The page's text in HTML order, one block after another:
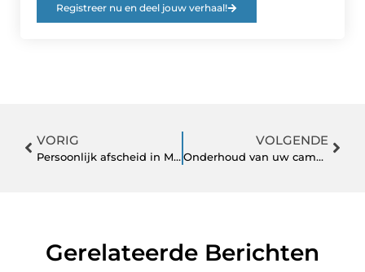
Registreer nu en deel jouw verhaal!
VORIG
Persoonlijk afscheid in Maasdriel met respect voor tradities
VOLGENDE
Onderhoud van uw camper in Noord-Brabant en de opkomst van vrijheid op wielen
Gerelateerde Berichten